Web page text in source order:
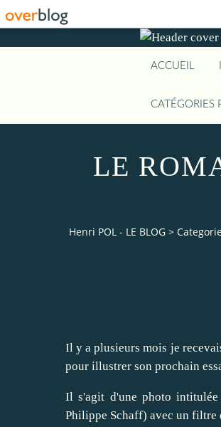
ACCUEIL
CATÉGORIES
LE
Henri POL - LE BLOG >
Il y a plusieurs mois je
pour illustrer son prochain
Il s'agit d'une photo
Philippe Schaff) avec un filtre